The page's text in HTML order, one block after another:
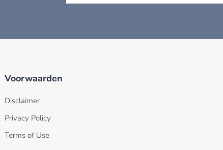
Voorwaarden
Disclaimer
Privacy Policy
Terms of Use